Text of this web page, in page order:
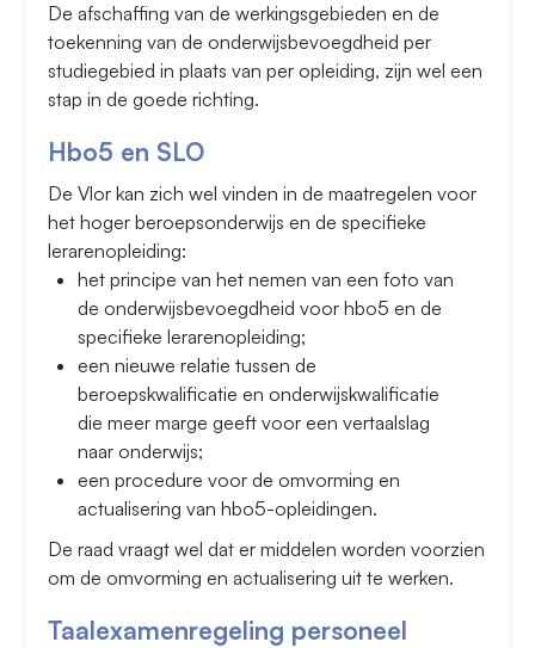
De afschaffing van de werkingsgebieden en de
toekenning van de onderwijsbevoegdheid per
studiegebied in plaats van per opleiding, zijn wel een
stap in de goede richting.
Hbo5 en SLO
De Vlor kan zich wel vinden in de maatregelen voor
het hoger beroepsonderwijs en de specifieke
lerarenopleiding:
het principe van het nemen van een foto van
de onderwijsbevoegdheid voor hbo5 en de
specifieke lerarenopleiding;
een nieuwe relatie tussen de
beroepskwalificatie en onderwijskwalificatie
die meer marge geeft voor een vertaalslag
naar onderwijs;
een procedure voor de omvorming en
actualisering van hbo5-opleidingen.
De raad vraagt wel dat er middelen worden voorzien
om de omvorming en actualisering uit te werken.
Taalexamenregeling personeel